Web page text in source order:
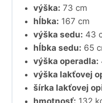
výška: 73 cm
hĺbka: 167 cm
výška sedu: 43
hĺbka sedu: 65
výška operadla:
výška lakťovej
šírka lakťovej
hmotnosť: 132